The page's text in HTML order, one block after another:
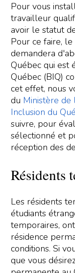
Pour vous
travailleur
avoir le statut
Pour ce faire,
demandera
Québec qui est
Québec (BIQ)
cet effet, nous
du Ministère de
Inclusion du
suivre, pour
sélectionné et
réception des
Résidents
Les résidents
étudiants
temporaires,
résidence
conditions. Si
que vous